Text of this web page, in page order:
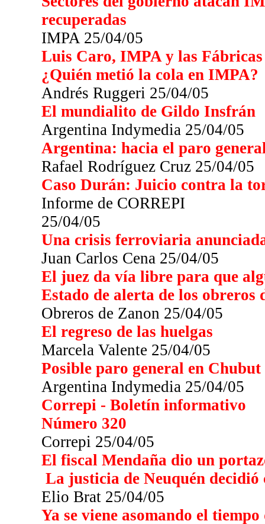
recuperadas
IMPA 25/04/05
Luis Caro, IMPA y las Fábricas
¿Quién metió la cola en IMPA?
Andrés Ruggeri 25/04/05
El mundialito de Gildo Insfrán
Argentina Indymedia 25/04/05
Argentina: hacia el paro
Rafael Rodríguez Cruz 25/04/05
Caso Durán: Juicio contra la
Informe de CORREPI
25/04/05
Una crisis ferroviaria
Juan Carlos Cena 25/04/05
El juez da vía libre para que
Estado de alerta de los obreros
Obreros de Zanon 25/04/05
El regreso de las huelgas
Marcela Valente 25/04/05
Posible paro general en Chubut
Argentina Indymedia 25/04/05
Correpi - Boletín informativo
Número 320
Correpi 25/04/05
El fiscal Mendaña dio un
La justicia de Neuquén
Elio Brat 25/04/05
Ya se viene asomando el